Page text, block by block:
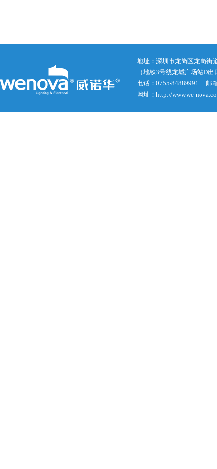
地址：深圳市龙岗区龙岗街
（地铁3号线龙城广场站D出
电话：0755-84889991 邮
网址：http://www.we-